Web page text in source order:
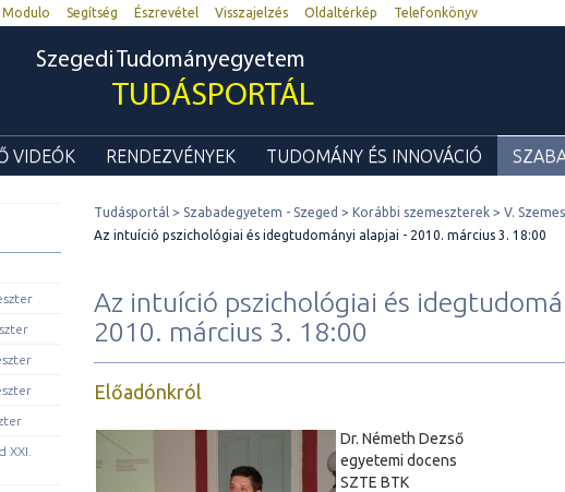
Modulo Segítség Észrevétel Visszajelzés Oldaltérkép Telefonkönyv
Szegedi Tudományegyetem
TUDÁSPORTÁL
VIDEÓK RENDEZVÉNYEK TUDOMÁNY ÉS INNOVÁCIÓ
XXI.
Tudásportál Szabadegyetem - Szeged Korábbi szemeszterek
V.
Az intuíció pszichológiai és idegtudományi alapjai - 2010. március 3. 18:00
Az intuíció pszichológiai és
2010. március 3. 18:00
Előadónkról
Dr. Németh Dezső
egyetemi docens
SZTE BTK